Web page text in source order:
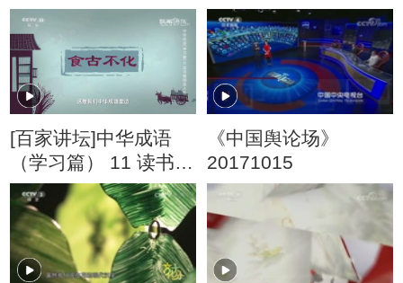
[百家讲坛]中华成语
（学习篇） 11 读书精
得圣人言 画虎类狗出
笑话
《中国舆论场》
20171015